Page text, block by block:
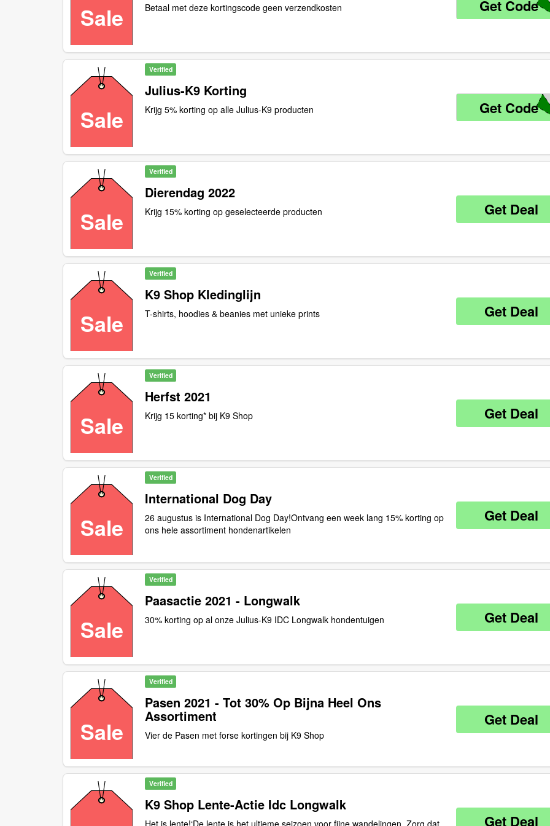
Sale Betaal met deze kortingscode geen verzendkosten Get Code
Sale
Verified
Julius-K9 Korting
Krijg 5% korting op alle Julius-K9 producten Get Code
Sale
Verified
Dierendag 2022
Krijg 15% korting op geselecteerde producten Get Deal
Sale
Verified
K9 Shop Kledinglijn
T-shirts, hoodies & beanies met unieke prints Get Deal
Sale
Verified
Herfst 2021
Krijg 15 korting* bij K9 Shop Get Deal
Sale
Verified
International Dog Day
26 augustus is International Dog Day!Ontvang een week lang 15% korting op
ons hele assortiment hondenartikelen
Get Deal
Sale
Verified
Paasactie 2021 - Longwalk
30% korting op al onze Julius-K9 IDC Longwalk hondentuigen Get Deal
Sale
Verified
Pasen 2021 - Tot 30% Op Bijna Heel Ons
Assortiment
Vier de Pasen met forse kortingen bij K9 Shop
Get Deal
Verified
K9 Shop Lente-Actie Idc Longwalk
Het is lente!‘De lente is het ultieme seizoen voor fijne wandelingen. Zorg dat Get Deal